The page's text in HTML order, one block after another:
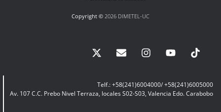
Copyright © 2026 DIMETEL-UC
Telf.: +58(241)6004000/ +58(241)6005000
Av. 107 C.C. Prebo Nivel Terraza, locales S02-S03, Valencia Edo. Carabobo